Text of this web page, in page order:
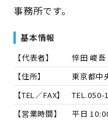
事務所です。
基本情報
【代表者】 悴田 峻吾
【住所】
東京都中
【TEL／FAX】
TEL.050-
【営業時間】
平日